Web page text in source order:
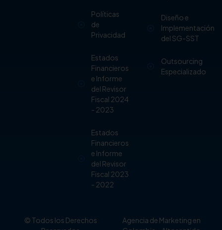
Políticas
de
Privacidad
Estados
Financieros
e Informe
del Revisor
Fiscal 2024
- 2023
Estados
Financieros
e Informe
del Revisor
Fiscal 2023
- 2022
Diseño e
Implementación
del SG-SST
Outsourcing
Especializado
© Todos los Derechos
Agencia de Marketing en